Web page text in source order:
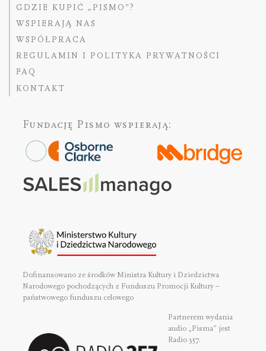
GDZIE KUPIĆ „PISMO”?
WSPIERAJĄ NAS
WSPÓŁPRACA
REGULAMIN I POLITYKA PRYWATNOŚCI
FAQ
KONTAKT
Fundację Pismo wspierają:
Dofinansowano ze środków Ministra Kultury i Dziedzictwa
Narodowego pochodzących z Funduszu Promocji Kultury –
państwowego funduszu celowego
Partnerem wydania
audio „Pisma” jest
Radio 357.